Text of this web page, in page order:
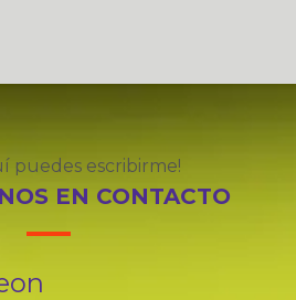
puedes escribirme!
EN CONTACTO